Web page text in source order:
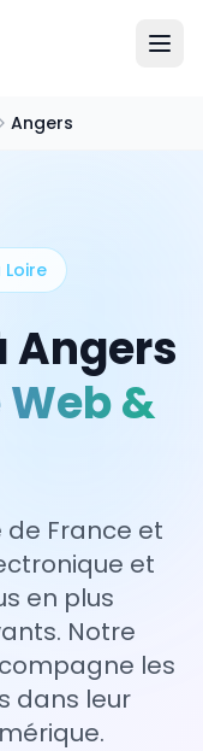
Angers
Loire
Angers
&
de France et
et
en plus
Notre
les
dans leur